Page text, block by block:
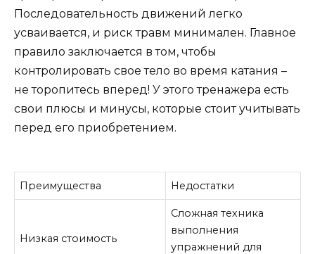
Последовательность движений легко
усваивается, и риск травм минимален. Главное
правило заключается в том, чтобы
контролировать свое тело во время катания –
не торопитесь вперед! У этого тренажера есть
свои плюсы и минусы, которые стоит учитывать
перед его приобретением.
Преимущества Недостатки
Низкая стоимость
Сложная техника
выполнения
упражнений для